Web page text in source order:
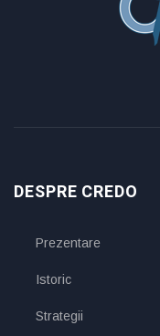
DESPRE CREDO
Prezentare
Istoric
Strategii